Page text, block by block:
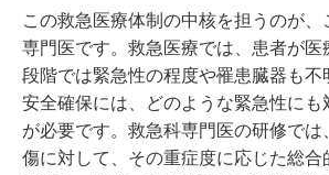
この救急医療体制の中核を担うのが
専門医です。救急医療では、患者が医
段階では緊急性の程度や罹患臓器も不
安全確保には、どのような緊急性にも
が必要です。救急科専門医の研修では
傷に対して、その重症度に応じた総合